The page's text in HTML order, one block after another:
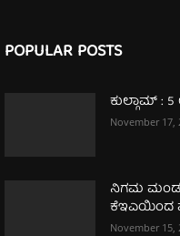
POPULAR POSTS
ಕುಲ್ಗಾಮ್‌ : 5
November 17,
ನಿಗಮ
ಕೆಇಎಯಿಂದ
November 15,